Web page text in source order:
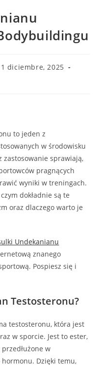
1 diciembre, 2025
to jeden z
w środowisku
zastosowanie sprawiają,
pragnących
wyniki w treningach.
dokładnie są te
oraz dlaczego warto je
Undekanianu
znanego
Pospiesz się i
Testosteronu?
testosteronu, która jest
w sporcie. Jest to ester,
w
Dzięki temu,